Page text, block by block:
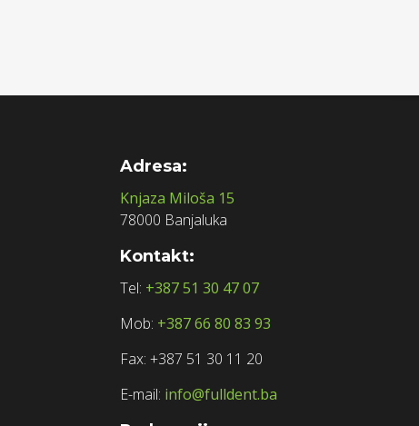
Adresa:
Knjaza Miloša 15
78000 Banjaluka
Kontakt:
Tel: +387 51 30 47 07
Mob: +387 66 80 83 93
Fax: +387 51 30 11 20
E-mail: info@fulldent.ba